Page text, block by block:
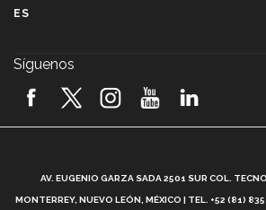
2026! (video)
¿Cómo es el Modelo
ES
Síguenos
AV. EUGENIO GARZA SADA 2501 SUR COL.
MONTERREY, NUEVO LEÓN, MÉXICO | TEL. +52 (81)